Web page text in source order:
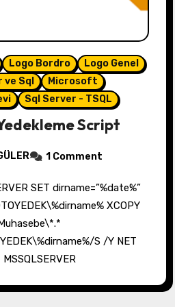
Logo Bordro
Logo Genel
ve Sql
Microsoft
Sql Server - TSQL
Script
1 Comment
XCOPY
S /Y NET